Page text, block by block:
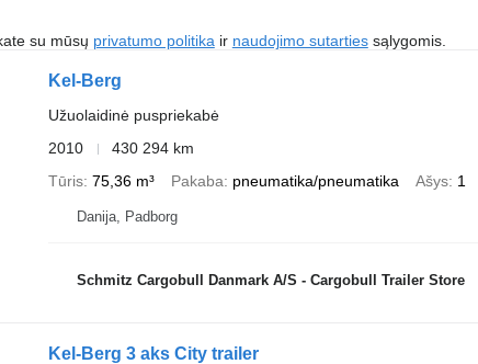
su mūsų privatumo politika ir naudojimo sutartiessąlygomis.
Kel-Berg
Užuolaidinė puspriekabė
2010
430 294 km
Tūris 75,36 m³ Pakaba pneumatika/pneumatika Ašys 1
Danija, Padborg
Schmitz Cargobull Danmark A/S - Cargobull Trailer Store
Kel-Berg 3 aks City trailer